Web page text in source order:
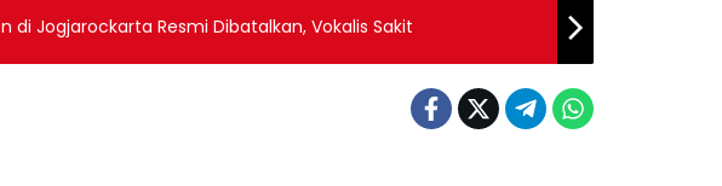
di Jogjarockarta Resmi Dibatalkan, Vokalis Sakit